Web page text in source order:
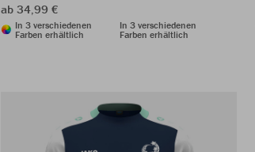
ab 34,99 €
In 3 verschiedenen
Farben erhältlich
In 3 verschiedenen
Farben erhältlich